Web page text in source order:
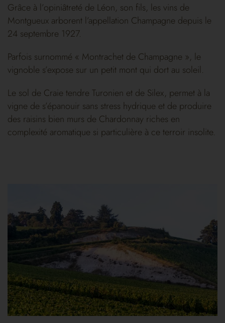
Grâce à l’opiniâtreté de Léon, son fils, les vins de
Montgueux arborent l’appellation Champagne depuis le
24 septembre 1927.
Parfois surnommé « Montrachet de Champagne », le
vignoble s’expose sur un petit mont qui dort au soleil.
Le sol de Craie tendre Turonien et de Silex, permet à la
vigne de s’épanouir sans stress hydrique et de produire
des raisins bien murs de Chardonnay riches en
complexité aromatique si particulière à ce terroir insolite.